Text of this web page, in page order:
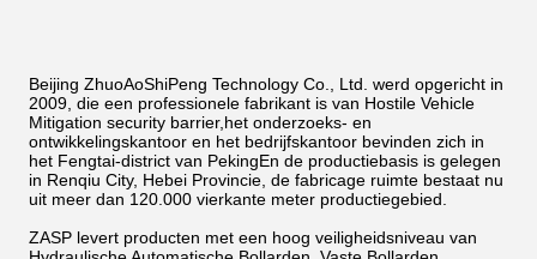
Beijing ZhuoAoShiPeng Technology Co., Ltd. werd opgericht in
2009, die een professionele fabrikant is van Hostile Vehicle
Mitigation security barrier,het onderzoeks- en
ontwikkelingskantoor en het bedrijfskantoor bevinden zich in
het Fengtai-district van PekingEn de productiebasis is gelegen
in Renqiu City, Hebei Provincie, de fabricage ruimte bestaat nu
uit meer dan 120.000 vierkante meter productiegebied.
ZASP levert producten met een hoog veiligheidsniveau van